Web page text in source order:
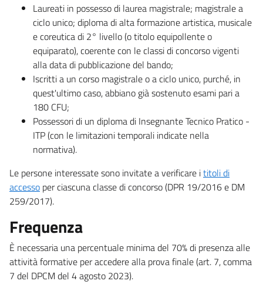
Laureati in possesso di laurea magistrale; magistrale a
ciclo unico; diploma di alta formazione artistica, musicale
e coreutica di 2° livello (o titolo equipollente o
equiparato), coerente con le classi di concorso vigenti
alla data di pubblicazione del bando;
Iscritti a un corso magistrale o a ciclo unico, purché, in
quest'ultimo caso, abbiano già sostenuto esami pari a
180 CFU;
Possessori di un diploma di Insegnante Tecnico Pratico -
ITP (con le limitazioni temporali indicate nella
normativa).
Le persone interessate sono invitate a verificare ititoli di
accesso per ciascuna classe di concorso (DPR 19/2016 e DM
259/2017).
Frequenza
È necessaria una percentuale minima del 70% di presenza alle
attività formative per accedere alla prova finale (art. 7, comma
7 del DPCM del 4 agosto 2023).